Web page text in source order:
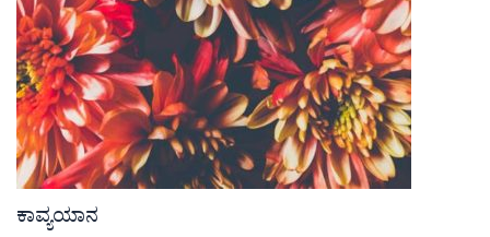
ಕಾವ್ಯಯಾನ